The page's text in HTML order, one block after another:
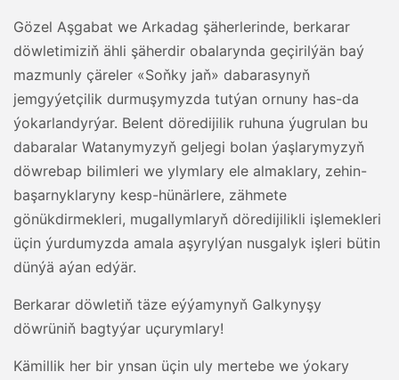
Gözel Aşgabat we Arkadag şäherlerinde, berkarar
döwletimiziň ähli şäherdir obalarynda geçirilýän baý
mazmunly çäreler «Soňky jaň» dabarasynyň
jemgyýetçilik durmuşymyzda tutýan ornuny has-da
ýokarlandyrýar. Belent döredijilik ruhuna ýugrulan bu
dabaralar Watanymyzyň geljegi bolan ýaşlarymyzyň
döwrebap bilimleri we ylymlary ele almaklary, zehin-
başarnyklaryny kesp-hünärlere, zähmete
gönükdirmekleri, mugallymlaryň döredijilikli işlemekleri
üçin ýurdumyzda amala aşyrylýan nusgalyk işleri bütin
dünýä aýan edýär.
Berkarar döwletiň täze eýýamynyň Galkynyşy
döwrüniň bagtyýar uçurymlary!
Kämillik her bir ynsan üçin uly mertebe we ýokary